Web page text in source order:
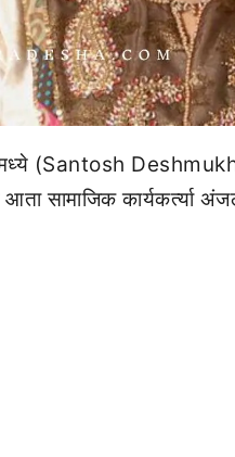
(Santosh
सामाजिक कार्यकर्त्या